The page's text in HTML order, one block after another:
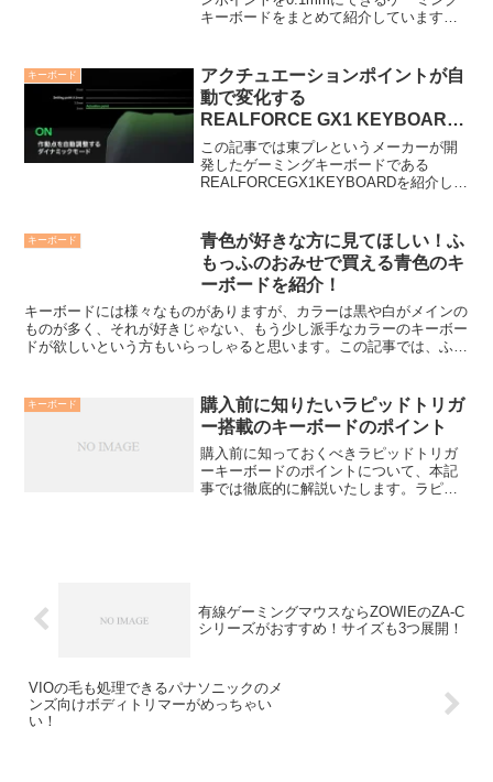
キーボードをまとめて紹介しています！
キーボード
アクチュエーションポイントが自
動で変化する
REALFORCE GX1 KEYBOARD
を紹介！
この記事では東プレというメーカーが開
発したゲーミングキーボードである
REALFORCEGX1KEYBOARDを紹介して
や空調機器の部品なんかを作っている会
社になり...
キーボード
青色が好きな方に見てほしい！ふ
もっふのおみせで買える青色のキ
ーボードを紹介！
キーボードには様々なものがありますが、カラーは黒や白がメインの
ものが多く、それが好きじゃない、もう少し派手なカラーのキーボー
ドが欲しいという方もいらっしゃると思います。この記事では、ふも
キーボード
購入前に知りたいラピッドトリガ
ー搭載のキーボードのポイント
購入前に知っておくべきラピッドトリガ
ーキーボードのポイントについて、本記
事では徹底的に解説いたします。ラピッ
有線ゲーミングマウスならZOWIEのZA-C
シリーズがおすすめ！サイズも3つ展開！
VIOの毛も処理できるパナソニックのメ
ンズ向けボディトリマーがめっちゃい
い！